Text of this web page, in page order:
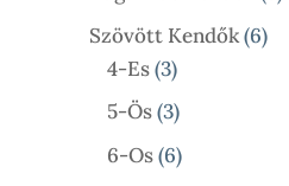
Szövött Kendők 66
4-Es 33
Termék
5-Ös 33
Termék
6-Os 66